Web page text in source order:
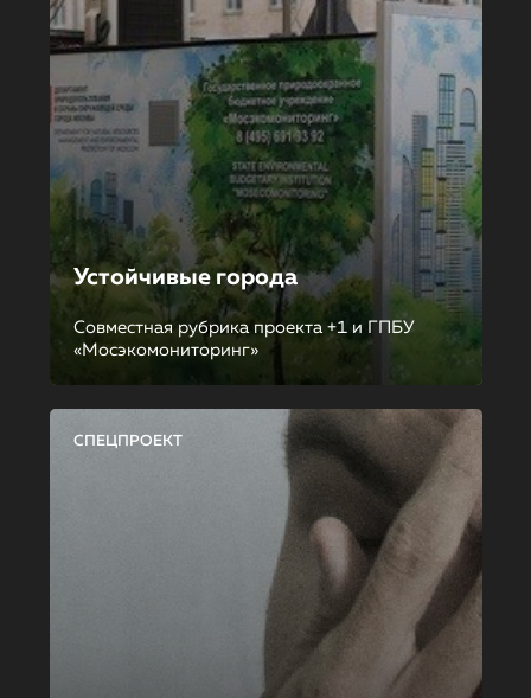
Устойчивые города
Совместная рубрика проекта +1 и ГПБУ
«Мосэкомониторинг»
СПЕЦПРОЕКТ